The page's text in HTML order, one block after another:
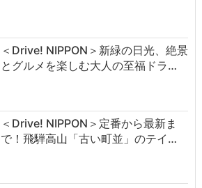
＜Drive! NIPPON＞新緑の日光、絶景
とグルメを楽しむ大人の至福ドラ…
＜Drive! NIPPON＞定番から最新ま
で！飛騨高山「古い町並」のテイ…